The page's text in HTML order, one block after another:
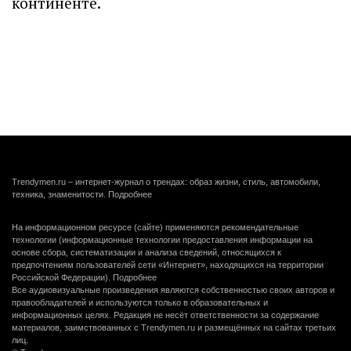
Trendymen.ru – интернет-журнал о трендах: образ жизни, стиль, автомобили,
техника, знаменитости. Подробнее
На информационном ресурсе (сайте) применяются рекомендательные
технологии (информационные технологии предоставления информации на
основе сбора, систематизации и анализа сведений, относящихся к
предпочтениям пользователей сети «Интернет», находящихся на территории
Российской Федерации). Подробнее
Все аудиовизуальные произведения являются собственностью своих авторов и
правообладателей и используются только в образовательных и
информационных целях. Редакция не несёт ответственности за содержание
материалов, заимствованных с Trendymen.ru и размещённых на сайтах третьих
лиц.